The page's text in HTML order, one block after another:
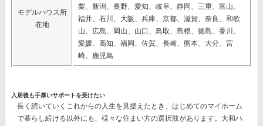
モデルハウス所
在地
梨、新潟、長野、愛知、岐阜、静岡、三重、富山、
福井、石川、大阪、兵庫、京都、滋賀、奈良、和歌
山、広島、岡山、山口、鳥取、島根、徳島、香川、
愛媛、高知、福岡、佐賀、長崎、熊本、大分、宮
崎、鹿児島
入居後も手厚いサポートを受けたい
長く続いていくこれからの人生を見据えたとき、はじめてのマイホーム
で暮らし続ける以外にも、様々な住まい方の選択肢があります。大和ハ